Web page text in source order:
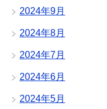
2024年9月
2024年8月
2024年7月
2024年6月
2024年5月